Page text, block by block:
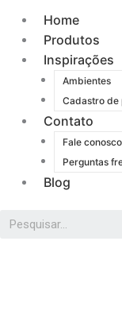
Home
Produtos
Inspirações
Ambientes
Cadastro de
Contato
Fale conosco
Perguntas
Blog